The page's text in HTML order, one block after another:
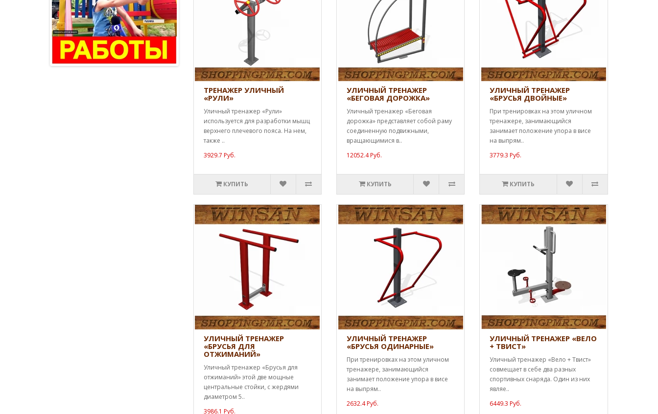
ТРЕНАЖЕР УЛИЧНЫЙ
«РУЛИ»
Уличный тренажер «Рули»
используется для разработки мышц
верхнего плечевого пояса. На нем,
также ..
3929.7 Руб.
КУПИТЬ
УЛИЧНЫЙ ТРЕНАЖЕР
«БЕГОВАЯ ДОРОЖКА»
Уличный тренажер «Беговая
дорожка» представляет собой раму
соединенную подвижными,
вращающимися в..
12052.4 Руб.
КУПИТЬ
УЛИЧНЫЙ ТРЕНАЖЕР
«БРУСЬЯ ДВОЙНЫЕ»
При тренировках на этом уличном
тренажере, занимающийся
занимает положение упора в висе
на выпрям..
3779.3 Руб.
КУПИТЬ
УЛИЧНЫЙ ТРЕНАЖЕР
«БРУСЬЯ ДЛЯ
ОТЖИМАНИЙ»
Уличный тренажер «Брусья для
отжиманий» этой две мощные
центральные стойки, с жердями
диаметром 5..
3986.1 Руб.
УЛИЧНЫЙ ТРЕНАЖЕР
«БРУСЬЯ ОДИНАРНЫЕ»
При тренировках на этом уличном
тренажере, занимающийся
занимает положение упора в висе
на выпрям..
2632.4 Руб.
УЛИЧНЫЙ ТРЕНАЖЕР «ВЕЛО
+ ТВИСТ»
Уличный тренажер «Вело + Твист»
совмещает в себе два разных
спортивных снаряда. Один из них
являе..
6449.3 Руб.